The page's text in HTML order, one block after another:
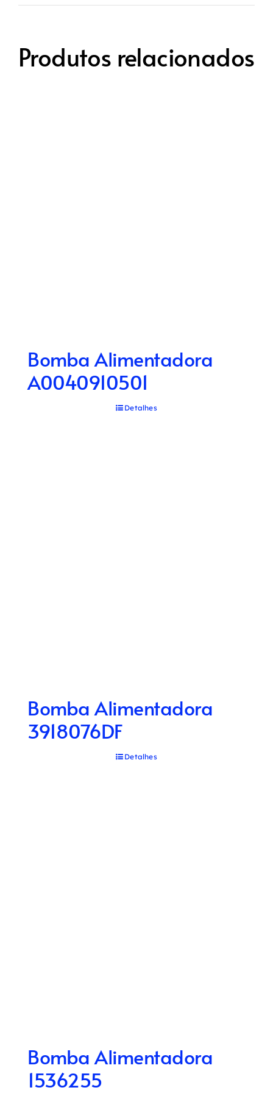
Produtos relacionados
Bomba Alimentadora
A0040910501
Detalhes
Bomba Alimentadora
3918076DF
Detalhes
Bomba Alimentadora
1536255